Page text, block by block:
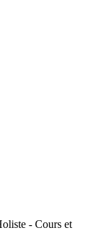
- Cours et